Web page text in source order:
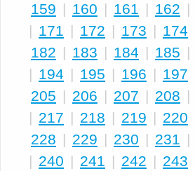
159 | 160 | 161 | 162 |
| 171 | 172 | 173 | 174
182 | 183 | 184 | 185 |
| 194 | 195 | 196 | 197
205 | 206 | 207 | 208 |
| 217 | 218 | 219 | 220
228 | 229 | 230 | 231 |
| 240 | 241 | 242 | 243